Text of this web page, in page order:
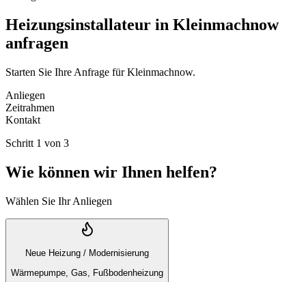
Heizungsinstallateur in Kleinmachnow
anfragen
Starten Sie Ihre Anfrage für Kleinmachnow.
Anliegen
Zeitrahmen
Kontakt
Schritt 1 von 3
Wie können wir Ihnen helfen?
Wählen Sie Ihr Anliegen
Neue Heizung / Modernisierung
Wärmepumpe, Gas, Fußbodenheizung